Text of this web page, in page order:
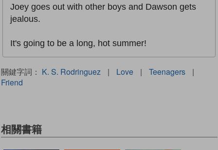
Joey goes out with other boys and Dawson gets
jealous.
It's going to be a long, hot summer!
關鍵字詞： K. S. Rodringuez | Love | Teenagers
|
Friend
相關書籍